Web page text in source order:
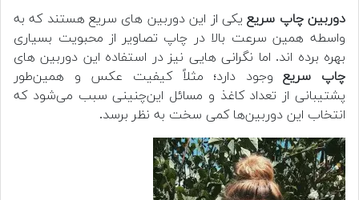
دوربین چاپ سریعیکی از این دوربین های سریع هستند که به
واسطه همین سرعت بالا در چاپ تصاویر از محبویت بسیاری
بهره برده اند. اما نگرانی هایی نیز در استفاده این دوربین های
چاپ سریعوجود دارد؛ مثلاً کیفیت عکس و همین‌طور
پشتیبانی از تعداد کاغذ و مسائل این‌چنینی سبب می‌شود که
انتخاب این دوربین‌ها کمی سخت به نظر برسد.